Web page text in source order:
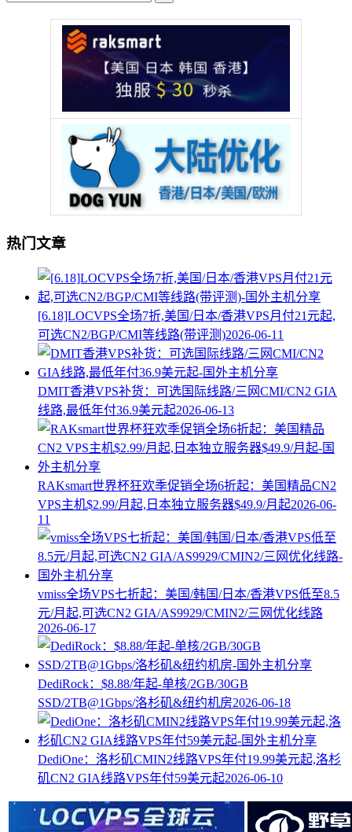
热门文章
[6.18]LOCVPS全场7折,美国/日本/香港VPS月付21元起,
可选CN2/BGP/CMI等线路(带评测)2026-06-11
DMIT香港VPS补货：可选国际线路/三网CMI/CN2 GIA
线路,最低年付36.9美元起2026-06-13
RAKsmart世界杯狂欢季促销全场6折起：美国精品CN2
VPS主机$2.99/月起,日本独立服务器$49.9/月起2026-06-
11
vmiss全场VPS七折起：美国/韩国/日本/香港VPS低至8.5
元/月起,可选CN2 GIA/AS9929/CMIN2/三网优化线路
2026-06-17
DediRock：$8.88/年起-单核/2GB/30GB
SSD/2TB@1Gbps/洛杉矶&纽约机房2026-06-18
DediOne：洛杉矶CMIN2线路VPS年付19.99美元起,洛杉
矶CN2 GIA线路VPS年付59美元起2026-06-10